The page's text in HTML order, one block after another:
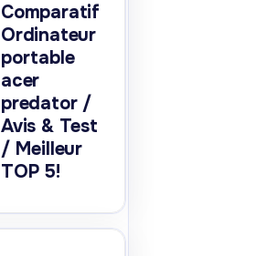
Comparatif
Ordinateur
portable
acer
predator /
Avis & Test
/ Meilleur
TOP 5!